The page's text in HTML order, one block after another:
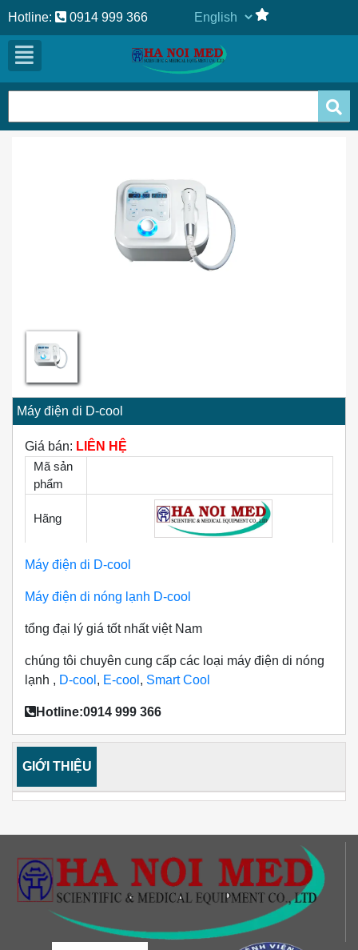
Hotline: 0914 999 366
Máy điện di D-cool
Giá bán: LIÊN HỆ
Mã sản
phẩm
Hãng
Máy điện di D-cool
Máy điện di nóng lạnh D-cool
tổng đại lý giá tốt nhất việt Nam
chúng tôi chuyên cung cấp các loại máy điện di nóng
lạnh , D-cool , E-cool , Smart Cool
Hotline:0914 999 366
GIỚI THIỆU